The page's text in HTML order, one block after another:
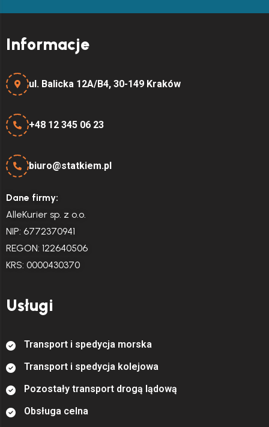
Informacje
ul. Balicka 12A/B4, 30-149 Kraków
+48 12 345 06 23
biuro@statkiem.pl
Dane firmy:
AlleKurier sp. z o.o.
NIP: 6772370941
REGON: 122640506
KRS: 0000430370
Usługi
Transport i spedycja mors ka
Transport i spedycja ko ejowa
Pozostały transport drogą ądową
O bsługa ce na